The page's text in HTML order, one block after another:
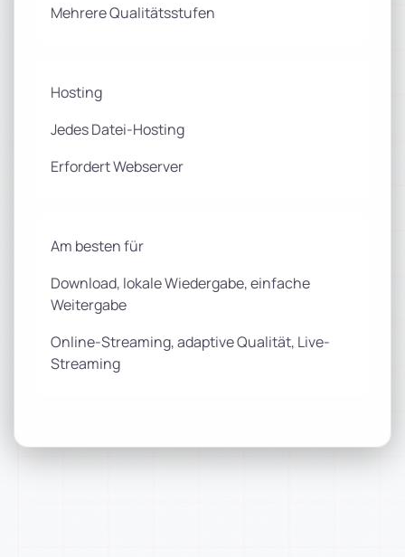
Mehrere Qualitätsstufen
Hosting
Jedes Datei-Hosting
Erfordert Webserver
Am besten für
Download, lokale Wiedergabe, einfache
Weitergabe
Online-Streaming, adaptive Qualität, Live-
Streaming